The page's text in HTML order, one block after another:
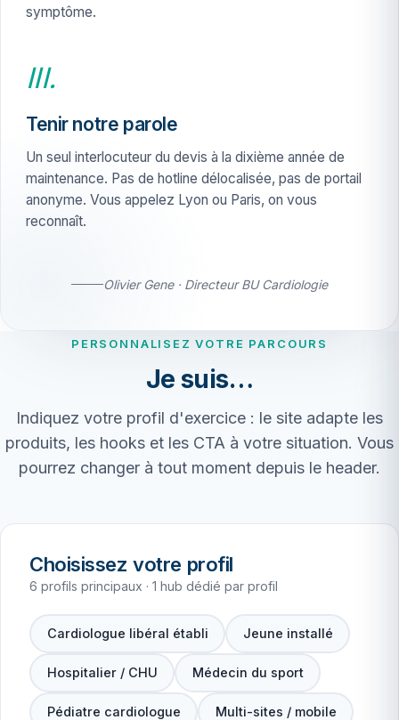
symptôme.
III.
Tenir notre parole
Un seul interlocuteur du devis à la dixième année de
maintenance. Pas de hotline délocalisée, pas de portail
anonyme. Vous appelez Lyon ou Paris, on vous
reconnaît.
Olivier Gene · Directeur BU Cardiologie
PERSONNALISEZ VOTRE PARCOURS
Je suis…
Indiquez votre profil d'exercice : le site adapte les
produits, les hooks et les CTA à votre situation. Vous
pourrez changer à tout moment depuis le header.
Choisissez votre profil
6 profils principaux · 1 hub dédié par profil
Cardiologue libéral établi Jeune installé
Hospitalier / CHU Médecin du sport
Pédiatre cardiologue Multi-sites / mobile